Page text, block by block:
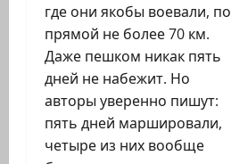
где они якобы воевали, по
прямой не более 70 км.
Даже пешком никак пять
дней не набежит. Но
авторы уверенно пишут:
пять дней маршировали,
четыре из них вообще